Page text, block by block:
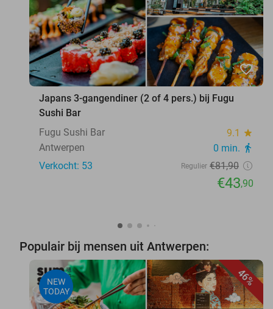
favorite_border
Japans 3-gangendiner (2 of 4 pers.) bij Fugu
Sushi Bar
Fugu Sushi Bar
9.1 star
Antwerpen 0 min. directions_walk
Verkocht: 53 Regulier €81,90
€43,90
Populair bij mensen uit Antwerpen:
46%
NEW
TODAY